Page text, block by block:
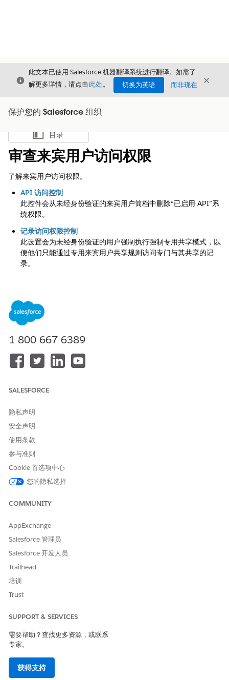
关闭
此文本已使用 Salesforce 机器翻译系统进行翻译。如需了
解更多详情，请点击此处。 切换为英语 而非现在 关闭
保护您的 Salesforce 组织
显示目录
目录
审查来宾用户访问权限
了解来宾用户访问权限。
API 访问控制
此控件会从未经身份验证的来宾用户简档中删除“已启用 API”系
统权限。
记录访问权限控制
此设置会为未经身份验证的用户强制执行强制专用共享模式，以
便他们只能通过专用来宾用户共享规则访问专门与其共享的记
录。
此默认情况下，除非通过共享规则授权，否则不会共享任何数
据。
此安全设置会阻止未经身份验证的访问者访问 Experience
来宾用户访问权限：来宾访问 API 控制的站点首选项
与 Experience Cloud 站点的基础 Salesforce Connect 和面向
来宾用户访问权限：站点用户可见性控制
此安全设置确定特定 Experience Cloud 站点中的用户是否可以
发现和查看属于同一站点的其他成员的简档。
请与我们共享您的想法，以便我们进行改进！
1-800-667-6389
SALESFORCE
隐私声明
安全声明
使用条款
参与准则
Cookie 首选项中心
您的隐私选择
COMMUNITY
AppExchange
Salesforce 管理员
Salesforce 开发人员
Trailhead
培训
Trust
SUPPORT & SERVICES
需要帮助？查找更多资源，或联系
专家。
获得支持